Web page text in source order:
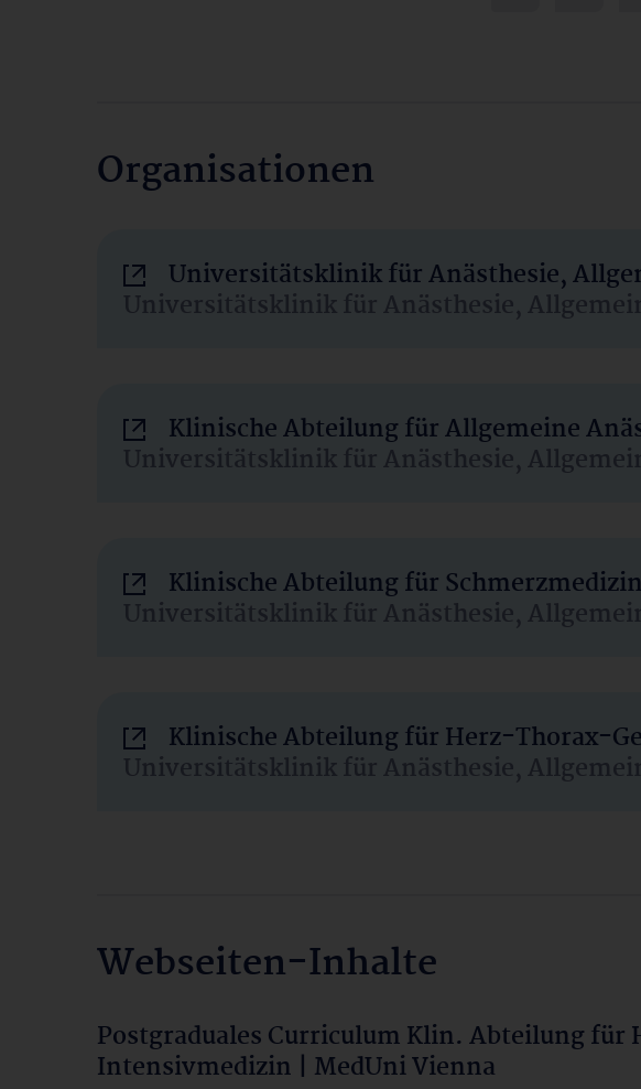
Organisationen
Universitätsklinik für Anästhesie,
Universitätsklinik für Anästhesie,
Klinische Abteilung für Allgemeine
Universitätsklinik für Anästhesie,
Klinische Abteilung für Schmerzmedizin
Universitätsklinik für Anästhesie,
Klinische Abteilung für Herz-Thorax-
Universitätsklinik für Anästhesie,
Webseiten-Inhalte
Postgraduales Curriculum Klin. Abteilung
Intensivmedizin | MedUni Vienna